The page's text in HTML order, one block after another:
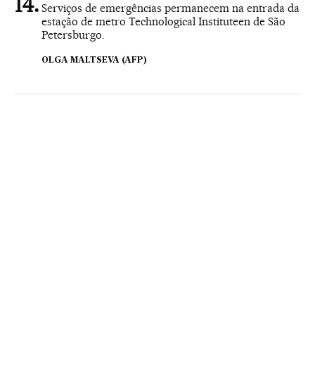
Serviços de emergências permanecem na entrada da
estação de metro Technological Instituteen de São
Petersburgo.
OLGA MALTSEVA (AFP)